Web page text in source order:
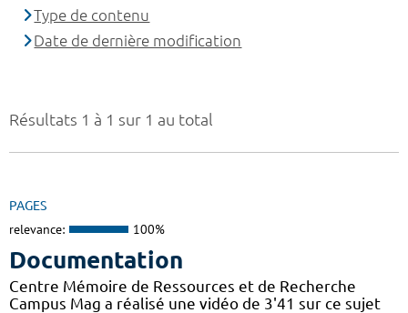
Résultats 1 à 1 sur 1 au total
PAGES
relevance: 100%
Documentation
Centre Mémoire de Ressources et de Recherche
Campus Mag a réalisé une vidéo de 3'41 sur ce sujet
Type de contenu
Date de dernière modification